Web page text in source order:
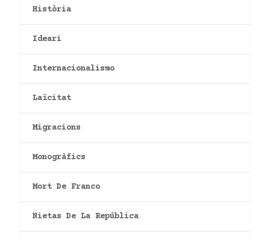
Història
Ideari
Internacionalismo
Laïcitat
Migracions
Monogràfics
Mort De Franco
Nietas De La República